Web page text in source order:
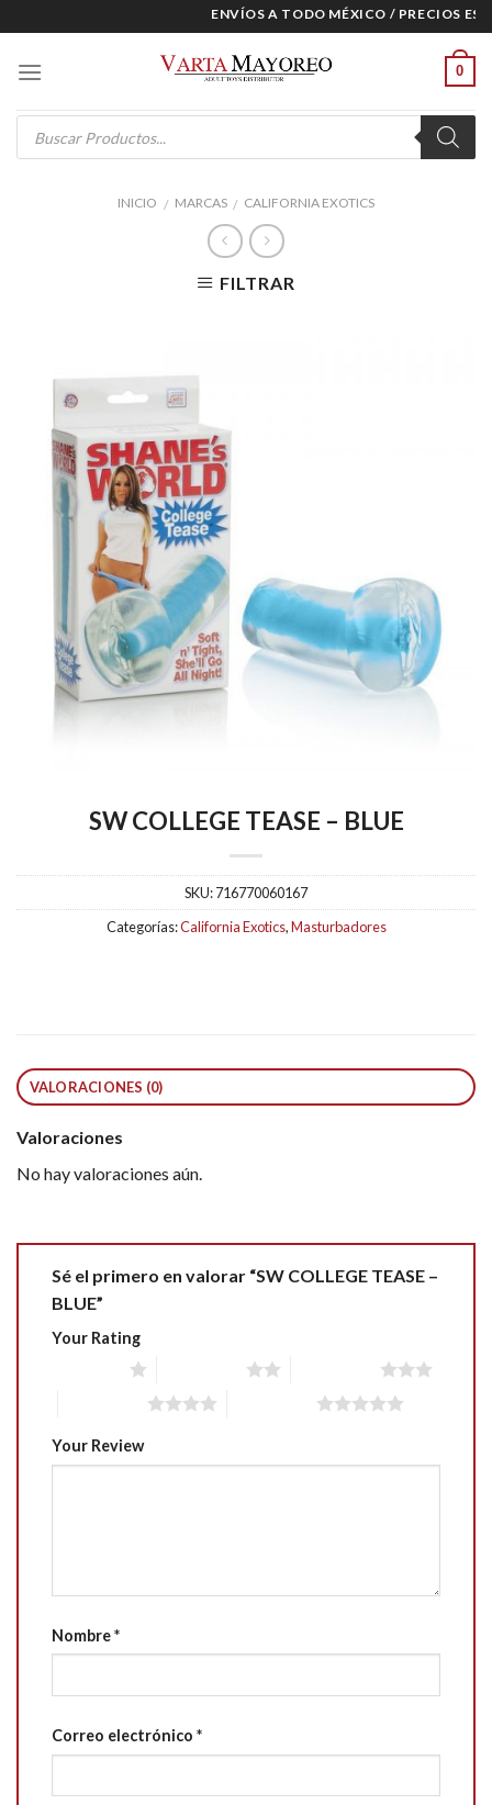
to
content
ENVÍOS A TODO MÉXICO / PRECIOS
0
Products
search
INICIO / MARCAS / CALIFORNIA EXOTICS
FILTRAR
SW COLLEGE TEASE – BLUE
SKU:716770060167
Categorías:California Exotics,Masturbadores
VALORACIONES (0)
Valoraciones
No hay valoraciones aún.
Sé el primero en valorar “SW COLLEGE TEASE –
BLUE”
Your Rating
Your Review
Nombre*
Correo electrónico *